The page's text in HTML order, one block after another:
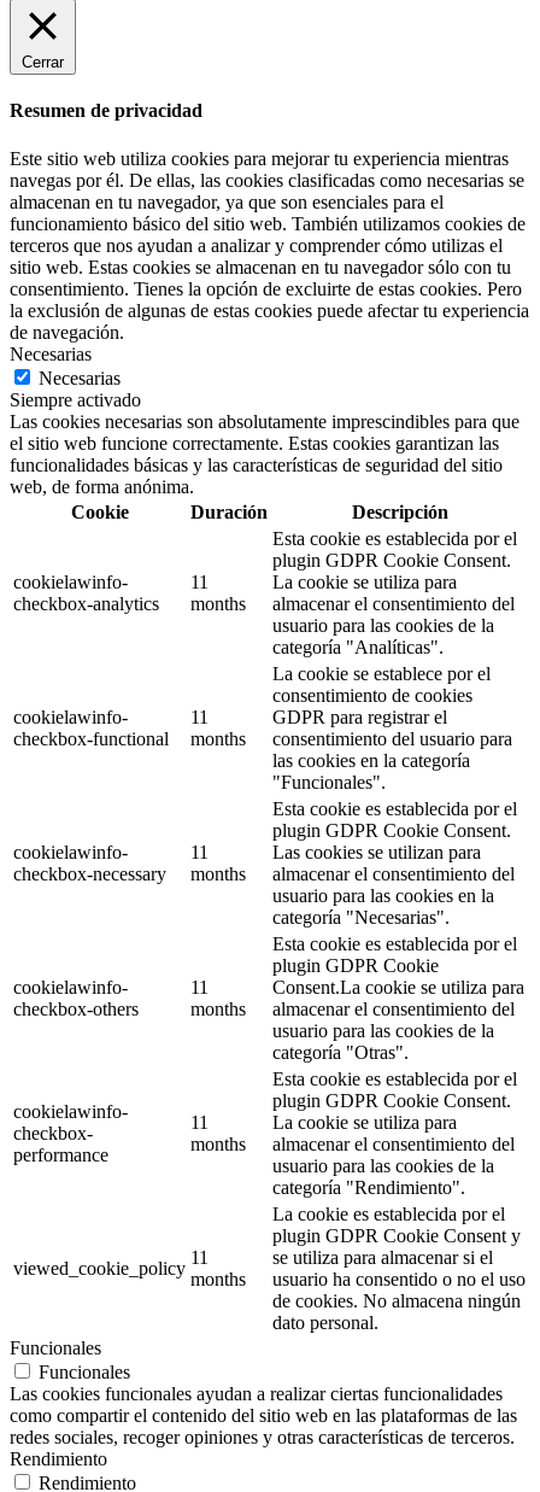
Cerrar
Resumen de privacidad
Este sitio web utiliza cookies para mejorar tu experiencia mientras
navegas por él. De ellas, las cookies clasificadas como necesarias se
almacenan en tu navegador, ya que son esenciales para el
funcionamiento básico del sitio web. También utilizamos cookies de
terceros que nos ayudan a analizar y comprender cómo utilizas el
sitio web. Estas cookies se almacenan en tu navegador sólo con tu
consentimiento. Tienes la opción de excluirte de estas cookies. Pero
la exclusión de algunas de estas cookies puede afectar tu experiencia
de navegación.
Necesarias
Necesarias
Siempre activado
Las cookies necesarias son absolutamente imprescindibles para que
el sitio web funcione correctamente. Estas cookies garantizan las
funcionalidades básicas y las características de seguridad del sitio
web, de forma anónima.
Cookie
Duración Descripción
cookielawinfo-
checkbox-analytics
11
months
Esta cookie es establecida por el
plugin GDPR Cookie Consent.
La cookie se utiliza para
almacenar el consentimiento del
usuario para las cookies de la
categoría "Analíticas".
cookielawinfo-
checkbox-functional
11
months
La cookie se establece por el
consentimiento de cookies
GDPR para registrar el
consentimiento del usuario para
las cookies en la categoría
"Funcionales".
cookielawinfo-
checkbox-necessary
11
months
Esta cookie es establecida por el
plugin GDPR Cookie Consent.
Las cookies se utilizan para
almacenar el consentimiento del
usuario para las cookies en la
categoría "Necesarias".
cookielawinfo-
checkbox-others
11
months
Esta cookie es establecida por el
plugin GDPR Cookie
Consent.La cookie se utiliza para
almacenar el consentimiento del
usuario para las cookies de la
categoría "Otras".
cookielawinfo-
checkbox-
performance
11
months
Esta cookie es establecida por el
plugin GDPR Cookie Consent.
La cookie se utiliza para
almacenar el consentimiento del
usuario para las cookies de la
categoría "Rendimiento".
viewed_cookie_policy
11
months
La cookie es establecida por el
plugin GDPR Cookie Consent y
se utiliza para almacenar si el
usuario ha consentido o no el uso
de cookies. No almacena ningún
dato personal.
Funcionales
Funcionales
Las cookies funcionales ayudan a realizar ciertas funcionalidades
como compartir el contenido del sitio web en las plataformas de las
redes sociales, recoger opiniones y otras características de terceros.
Rendimiento
Rendimiento